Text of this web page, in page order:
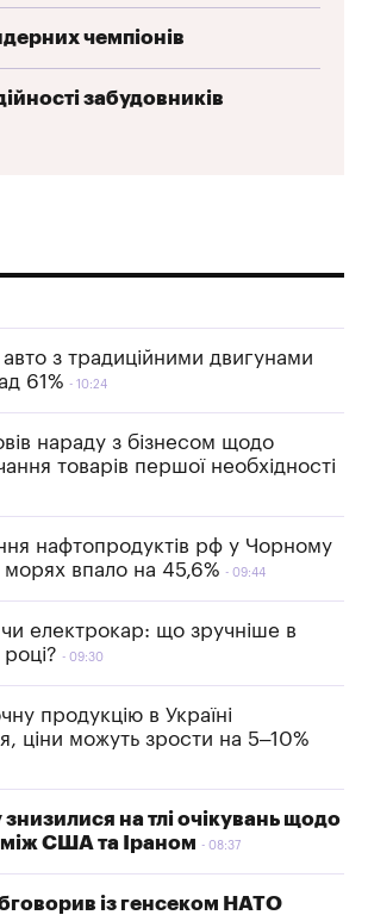
чемпіонів
забудовників
авто з традиційними двигунами
61%
10:24
нараду з бізнесом щодо
товарів першої необхідності
нафтопродуктів рф у Чорному
морях впало на 45,6%
09:44
чи електрокар: що зручніше в
09:30
продукцію в Україні
ціни можуть зрости на 5–10%
знизилися на тлі очікувань щодо
США та Іраном
08:37
із генсеком НАТО